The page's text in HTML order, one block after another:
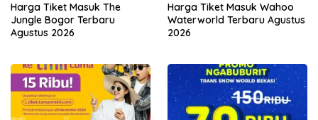
Harga Tiket Masuk The
Jungle Bogor Terbaru
Agustus 2026
Harga Tiket Masuk Wahoo
Waterworld Terbaru Agustus
2026